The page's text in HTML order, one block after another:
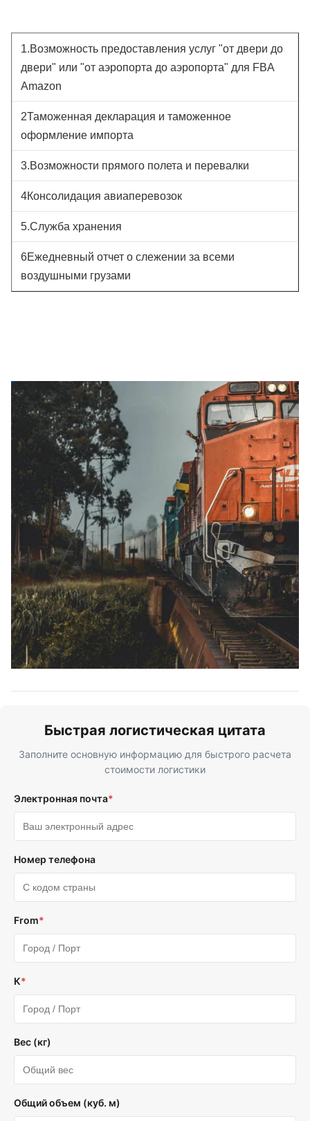
1.Возможность предоставления услуг "от двери до
двери" или "от аэропорта до аэропорта" для FBA
Amazon
2Таможенная декларация и таможенное
оформление импорта
3.Возможности прямого полета и перевалки
4Консолидация авиаперевозок
5.Служба хранения
6Ежедневный отчет о слежении за всеми
воздушными грузами
Быстрая логистическая цитата
Заполните основную информацию для быстрого расчета
стоимости логистики
Электронная почта*
Номер телефона
From*
К*
Вес (кг)
Общий объем (куб. м)